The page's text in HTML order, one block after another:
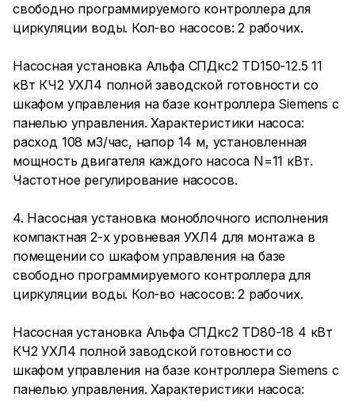
свободно программируемого контроллера для
циркуляции воды. Кол-во насосов: 2 рабочих.
Насосная установка Альфа СПДкс2 TD150-12.5 11
кВт КЧ2 УХЛ4 полной заводской готовности со
шкафом управления на базе контроллера Siemens с
панелью управления. Характеристики насоса:
расход 108 м3/час, напор 14 м, установленная
мощность двигателя каждого насоса N=11 кВт.
Частотное регулирование насосов.
4. Насосная установка моноблочного исполнения
компактная 2-х уровневая УХЛ4 для монтажа в
помещении со шкафом управления на базе
свободно программируемого контроллера для
циркуляции воды. Кол-во насосов: 2 рабочих.
Насосная установка Альфа СПДкс2 TD80-18 4 кВт
КЧ2 УХЛ4 полной заводской готовности со
шкафом управления на базе контроллера Siemens с
панелью управления. Характеристики насоса: